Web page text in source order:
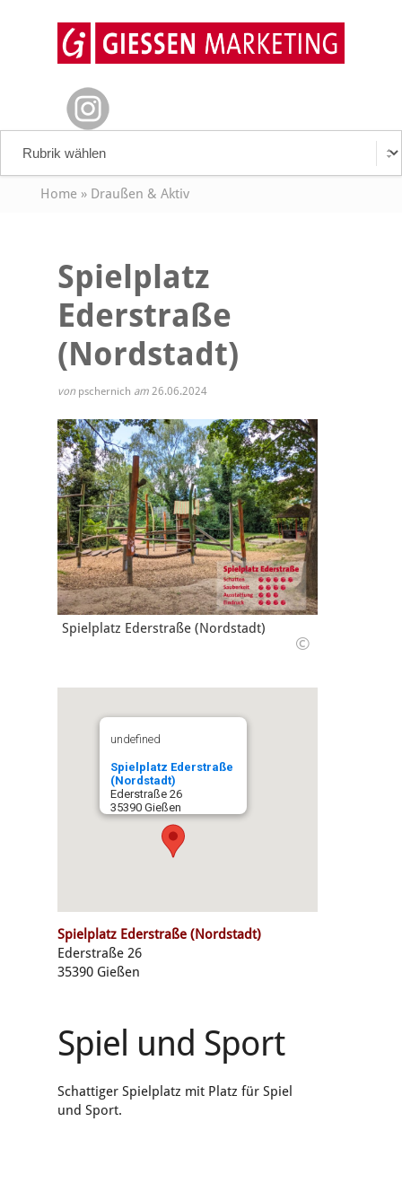
Home» Draußen & Aktiv
Spielplatz
Ederstraße
(Nordstadt)
von pschernich am 26.06.2024
Spielplatz Ederstraße (Nordstadt)
©
undefined
Spielplatz Ederstraße
(Nordstadt)
Ederstraße 26
35390 Gießen
Spielplatz Ederstraße (Nordstadt)
Ederstraße 26
35390 Gießen
Spiel und Sport
Schattiger Spielplatz mit Platz für Spiel
und Sport.